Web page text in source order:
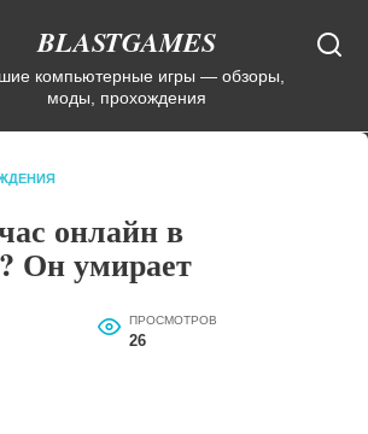
BLASTGAMES
компьютерные игры — обзоры,
моды, прохождения
онлайн в
Он умирает
ПРОСМОТРОВ
26